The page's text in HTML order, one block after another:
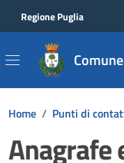
Regione Puglia
Home / Punti di
Anagrafe